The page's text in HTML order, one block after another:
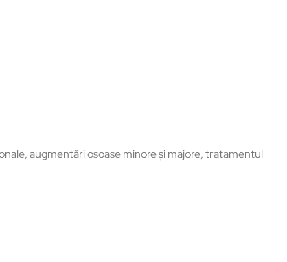
augmentări osoase minore și majore, tratamentul